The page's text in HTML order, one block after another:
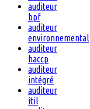
auditeur
bpf
auditeur
environnemental
auditeur
haccp
auditeur
intégré
auditeur
itil